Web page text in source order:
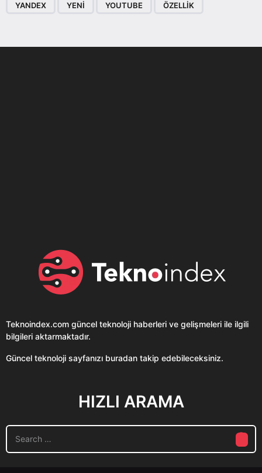
YANDEX YENI YOUTUBE ÖZELLIK
Teknoindex.com güncel teknoloji haberleri ve gelişmeleri ile ilgili
bilgileri aktarmaktadır.
Güncel teknoloji sayfanızı buradan takip edebileceksiniz.
HIZLI ARAMA
S
a